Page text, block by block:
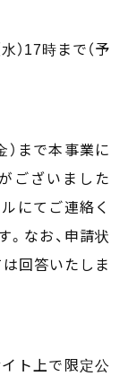
）17時まで（予
）まで本事業に
ございました
にてご連絡く
。なお、申請状
回答いたしま
ト上で限定公